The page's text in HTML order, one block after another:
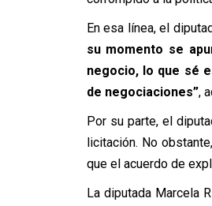
En esa línea, el
su momento se
negocio, lo que sé
de negociaciones”,
Por su parte, el
licitación. No
que el acuerdo de
La diputada Marcela